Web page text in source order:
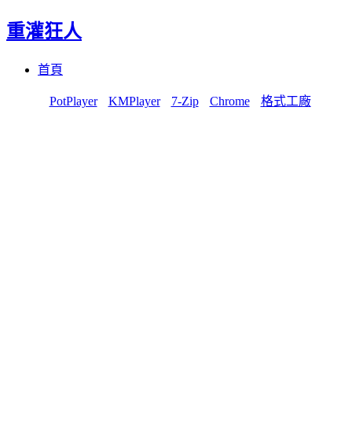
重灌狂人
首頁
PotPlayer KMPlayer 7-Zip Chrome 格式工廠